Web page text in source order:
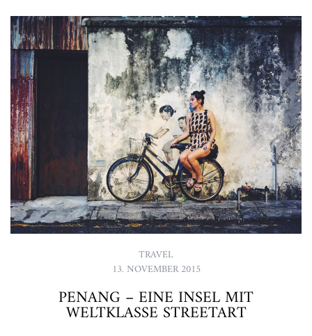
TRAVEL
13. NOVEMBER 2015
PENANG – EINE INSEL MIT
WELTKLASSE STREETART